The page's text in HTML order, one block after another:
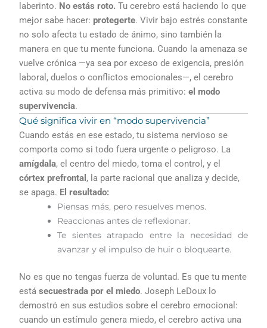
laberinto. No estás roto. Tu cerebro está haciendo lo que
mejor sabe hacer:protegerte. Vivir bajo estrés constante
no solo afecta tu estado de ánimo, sino también la
manera en que tu mente funciona. Cuando la amenaza se
vuelve crónica —ya sea por exceso de exigencia, presión
laboral, duelos o conflictos emocionales—, el cerebro
activa su modo de defensa más primitivo:el modo
supervivencia.
Qué significa vivir en “modo supervivencia”
Cuando estás en ese estado, tu sistema nervioso se
comporta como si todo fuera urgente o peligroso. La
amígdala, el centro del miedo, toma el control, y el
córtex prefrontal , la parte racional que analiza y decide,
se apaga. El resultado:
Piensas más, pero resuelves menos.
Reaccionas antes de reflexionar.
Te sientes atrapado entre la necesidad de
avanzar y el impulso de huir o bloquearte.
No es que no tengas fuerza de voluntad. Es que tu mente
estásecuestrada por el miedo. Joseph LeDoux lo
demostró en sus estudios sobre el cerebro emocional:
cuando un estímulo genera miedo, el cerebro activa una